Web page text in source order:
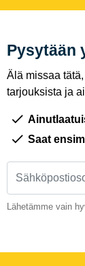
Pysytään
Älä missaa
tarjouksista ja
Saat
Lähetämme vain